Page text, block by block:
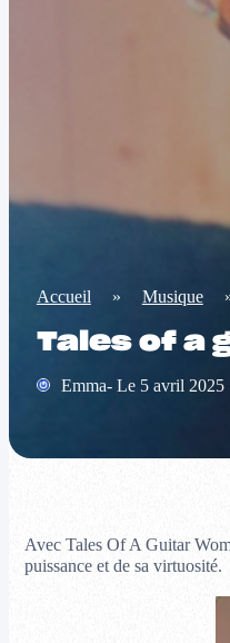
Accueil » Musique
Tales of a
Emma- Le 5 avril 2025
Avec Tales Of A Guitar
puissance et de sa virtuosité.